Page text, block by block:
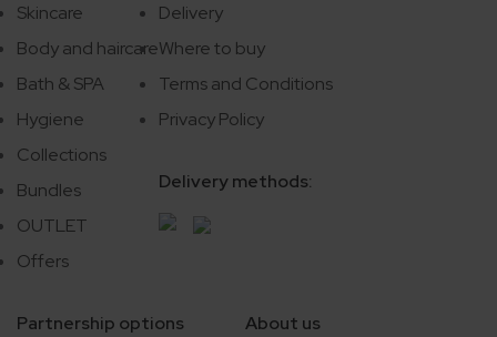
Skincare
Body and haircare
Bath & SPA
Hygiene
Collections
Bundles
OUTLET
Offers
Delivery
Where to buy
Terms and Conditions
Privacy Policy
Delivery methods:
Partnership options About us